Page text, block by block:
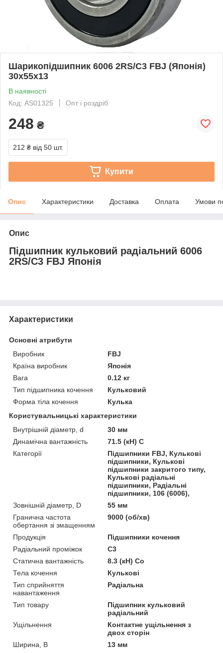
Шарикопідшипник 6006 2RS/C3 FBJ (Японія)
30x55x13
В наявності
Код: AS01325
Опт і роздріб
248 ₴
212 ₴ від 50 шт.
Купити
Опис Характеристики Доставка Оплата Умови
Опис
Підшипник кульковий радіальний 6006
2RS/C3 FBJ Японія
Характеристики
Основні атрибути
Виробник
FBJ
Країна виробник
Японія
Вага
0.12 кг
Тип підшипника кочення
Кульковий
Форма тіла кочення
Кулька
Користувальницькі характеристики
Внутрішній діаметр, d
30 мм
Динамічна вантажність
71.5 (кН) C
Категорії
Підшипники FBJ, Кулькові
підшипники, Кулькові
підшипники закритого типу,
Кулькові радіальні
підшипники, Радіальні
підшипники, 106 (6006),
Зовнішній діаметр, D
55 мм
Гранична частота
обертання зі змащенням
9000 (об/хв)
Продукція
Підшипники кочення
Радіальний проміжок
C3
Статична вантажність
8.3 (кН) Co
Тела кочення
Кулькові
Тип сприйняття
навантаження
Радіальна
Тип товару
Підшипник кульковий
радіальний
Ущільнення
Контактне ущільнення з
двох сторін
Ширина, B
13 мм